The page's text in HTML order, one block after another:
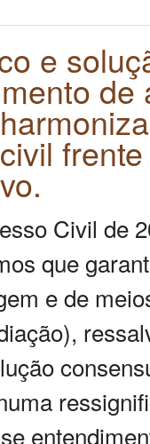
e
Civil de
que
e de